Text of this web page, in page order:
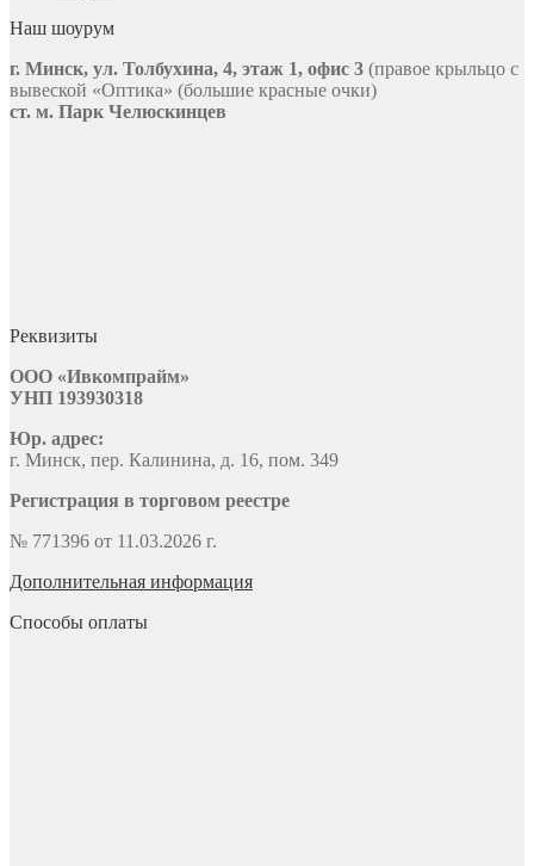
Наш шоурум
г. Минск, ул. Толбухина, 4, этаж 1, офис 3 (правое крыльцо с
вывеской «Оптика» (большие красные очки)
ст. м. Парк Челюскинцев
Реквизиты
ООО «Ивкомпрайм»
УНП 193930318
Юр. адрес:
г. Минск, пер. Калинина, д. 16, пом. 349
Регистрация в торговом реестре
№ 771396 от 11.03.2026 г.
Дополнительная информация
Способы оплаты